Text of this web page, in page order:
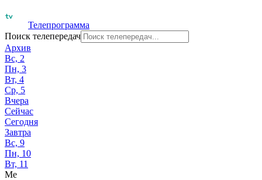
Телепрограмма
Поиск телепередач
Архив
Вс, 2
Пн, 3
Вт, 4
Ср, 5
Вчера
Сейчас
Сегодня
Завтра
Вс, 9
Пн, 10
Вт, 11
Me